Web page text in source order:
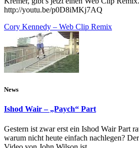
http://youtu.be/p0D8iMKj7AQ
Cory Kennedy – Web Clip Remix
News
Ishod Wair – „Paych“ Part
Gestern ist zwar erst ein Ishod Wair Part
warum nicht heute einfach nachlegen?